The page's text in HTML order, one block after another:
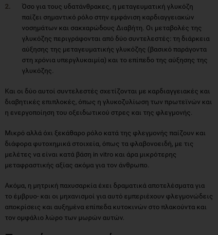
Όσο για τους υδατάνθρακες, η μεταγευματική γλυκόζη
παίζει σημαντικό ρόλο στην εμφάνιση καρδιαγγειακών
νοσημάτων και σακχαρώδους Διαβήτη. Οι μεταβολές της
γλυκόζης περιγράφονται από δύο συντελεστές: τη διάρκεια
αύξησης της μεταγευματικής γλυκόζης (βασικό παράγοντα
στη χρόνια υπεργλυκαιμία) και το επίπεδο της αύξησης της
γλυκόζης.
Και οι δύο αυτοί συντελεστές σχετίζονται με καρδιαγγειακές και
διαβητικές επιπλοκές, όπως η γλυκοζυλίωση των πρωτεϊνών και
η ενεργοποίηση του οξειδωτικού στρες και της φλεγμονής.
Μικρό αλλά όχι ξεκάθαρο ρόλο κατά της φλεγμονής παίζουν και
διάφορα φυτοχημικά στοιχεία, όπως τα φλαβονοειδή, με τις
μελέτες να είναι κατά βάση in vitro και άρα μικρότερης
μεταφραστικής αξίας ακόμα για τον άνθρωπο.
Ακόμα, η μητρική παχυσαρκία έχει δραματικά αποτελέσματα για
το έμβρυο- και οι μηχανισμοί για αυτό εμπεριέχουν φλεγμονώδεις
αποκρίσεις και αυξημένα επίπεδα κυτοκινών στο πλακούντα και
τον ομφάλιο λώρο των μωρών αυτών.